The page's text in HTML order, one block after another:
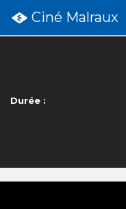
Ciné Malraux
Durée :